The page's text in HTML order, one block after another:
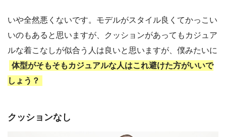
いや全然悪くないです。モデルがスタイル良くてかっこい
いのもあると思いますが、クッションがあってもカジュア
ルな着こなしが似合う人は良いと思いますが、僕みたいに
体型がそもそもカジュアルな人はこれ避けた方がいいで
しょう？
クッションなし